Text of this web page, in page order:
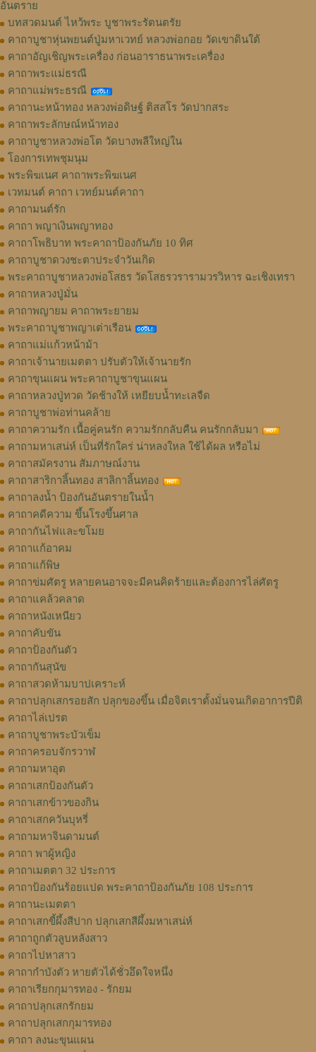
อันตราย
บทสวดมนต์ ไหว้พระ บูชาพระรัตนตรัย
คาถาบูชาหุ่นพยนต์ปู่มหาเวทย์ หลวงพ่อกอย วัดเขาดินใต้
คาถาอัญเชิญพระเครื่อง ก่อนอาราธนาพระเครื่อง
คาถาพระแม่ธรณี
คาถาแม่พระธรณี
คาถานะหน้าทอง หลวงพ่อดิษฐ์ ติสสโร วัดปากสระ
คาถาพระลักษณ์หน้าทอง
คาถาบูชาหลวงพ่อโต วัดบางพลีใหญ่ใน
โองการเทพชุมนุม
พระพิฆเนศ คาถาพระพิฆเนศ
เวทมนต์ คาถา เวทย์มนต์คาถา
คาถามนต์รัก
คาถา พญาเงินพญาทอง
คาถาโพธิบาท พระคาถาป้องกันภัย 10 ทิศ
คาถาบูชาดวงชะตาประจำวันเกิด
พระคาถาบูชาหลวงพ่อโสธร วัดโสธรวรารามวรวิหาร ฉะเชิงเทรา
คาถาหลวงปู่มั่น
คาถาพญายม คาถาพระยายม
พระคาถาบูชาพญาเต่าเรือน
คาถาแม่แก้วหน้าม้า
คาถาเจ้านายเมตตา ปรับตัวให้เจ้านายรัก
คาถาขุนแผน พระคาถาบูชาขุนแผน
คาถาหลวงปู่ทวด วัดช้างให้ เหยียบน้ำทะเลจืด
คาถาบูชาพ่อท่านคล้าย
คาถาความรัก เนื้อคู่คนรัก ความรักกลับคืน คนรักกลับมา
คาถามหาเสน่ห์ เป็นที่รักใคร่ น่าหลงใหล ใช้ได้ผล หรือไม่
คาถาสมัครงาน สัมภาษณ์งาน
คาถาสาริกาลิ้นทอง สาลิกาลิ้นทอง
คาถาลงน้ำ ป้องกันอันตรายในน้ำ
คาถาคดีความ ขึ้นโรงขึ้นศาล
คาถากันไฟและขโมย
คาถาแก้อาคม
คาถาแก้พิษ
คาถาข่มศัตรู หลายคนอาจจะมีคนคิดร้ายและต้องการไล่ศัตรู
คาถาแคล้วคลาด
คาถาหนังเหนียว
คาถาคับขัน
คาถาป้องกันตัว
คาถากันสุนัข
คาถาสวดห้ามบาปเคราะห์
คาถาปลุกเสกรอยสัก ปลุกของขึ้น เมื่อจิตเราตั้งมั่นจนเกิดอาการปีติ
คาถาไล่เปรต
คาถาบูชาพระบัวเข็ม
คาถาครอบจักรวาฬ
คาถามหาอุต
คาถาเสกป้องกันตัว
คาถาเสกข้าวของกิน
คาถาเสกควันบุหรี่
คาถามหาจินดามนต์
คาถา พาผู้หญิง
คาถาเมตตา 32 ประการ
คาถาป้องกันร้อยแปด พระคาถาป้องกันภัย 108 ประการ
คาถานะเมตตา
คาถาเสกขี้ผึ้งสีปาก ปลุกเสกสีผึ้งมหาเสน่ห์
คาถาถูกตัวลูบหลังสาว
คาถาไปหาสาว
คาถากำบังตัว หายตัวได้ชั่วอึดใจหนึ่ง
คาถาเรียกกุมารทอง - รักยม
คาถาปลุกเสกรักยม
คาถาปลุกเสกกุมารทอง
คาถา ลงนะขุนแผน